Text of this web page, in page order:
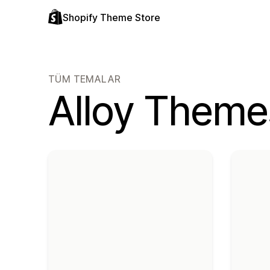
Shopify Theme Store
TÜM TEMALAR
Alloy